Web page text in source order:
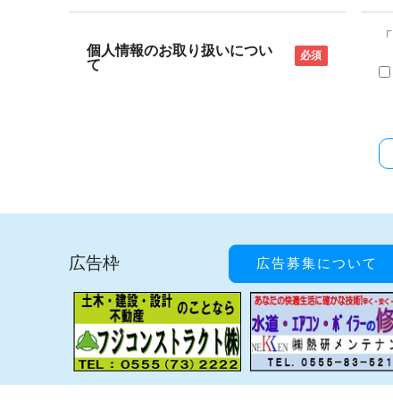
個人情報のお取り扱いについ
て
必須
「
広告枠 広告募集について